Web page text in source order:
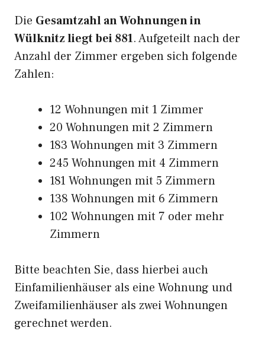
Die Gesamtzahl an Wohnungen in
Wülknitz liegt bei 881. Aufgeteilt nach der
Anzahl der Zimmer ergeben sich folgende
Zahlen:
12 Wohnungen mit 1 Zimmer
20 Wohnungen mit 2 Zimmern
183 Wohnungen mit 3 Zimmern
245 Wohnungen mit 4 Zimmern
181 Wohnungen mit 5 Zimmern
138 Wohnungen mit 6 Zimmern
102 Wohnungen mit 7 oder mehr
Zimmern
Bitte beachten Sie, dass hierbei auch
Einfamilienhäuser als eine Wohnung und
Zweifamilienhäuser als zwei Wohnungen
gerechnet werden.